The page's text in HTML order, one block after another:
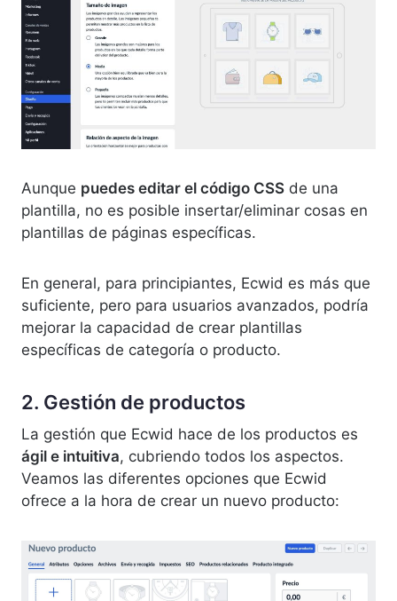
Aunque puedes editar el código CSS de una
plantilla, no es posible insertar/eliminar cosas en
plantillas de páginas específicas.
En general, para principiantes, Ecwid es más que
suficiente, pero para usuarios avanzados, podría
mejorar la capacidad de crear plantillas
específicas de categoría o producto.
2. Gestión de productos
La gestión que Ecwid hace de los productos es
ágil e intuitiva, cubriendo todos los aspectos.
Veamos las diferentes opciones que Ecwid
ofrece a la hora de crear un nuevo producto: